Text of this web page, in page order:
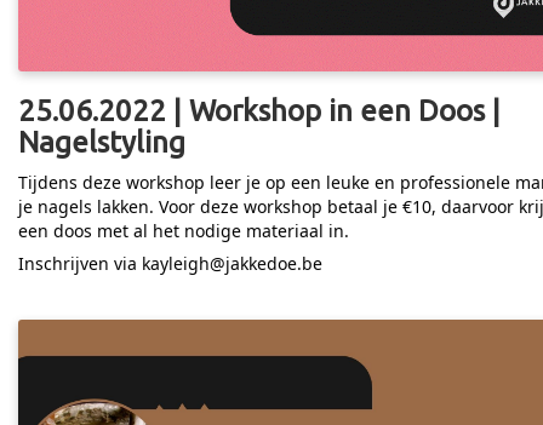
25.06.2022 | Workshop in een Doos |
Nagelstyling
Tijdens deze workshop leer je op een leuke en professionele
je nagels lakken. Voor deze workshop betaal je €10, daarvoor
een doos met al het nodige materiaal in.
Inschrijven via kayleigh@jakkedoe.be